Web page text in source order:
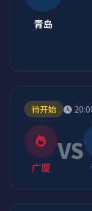
青岛
待开始
广厦
VS